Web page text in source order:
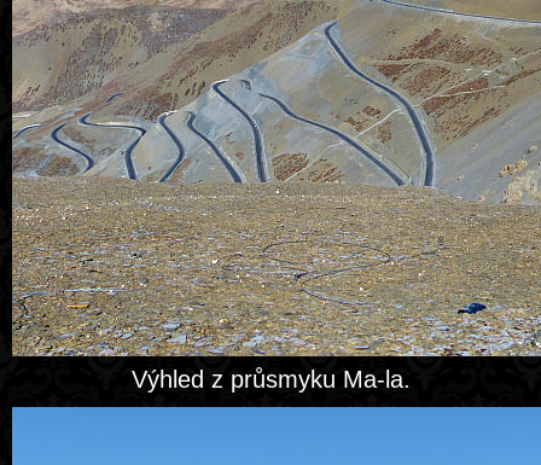
Výhled z průsmyku Ma-la.